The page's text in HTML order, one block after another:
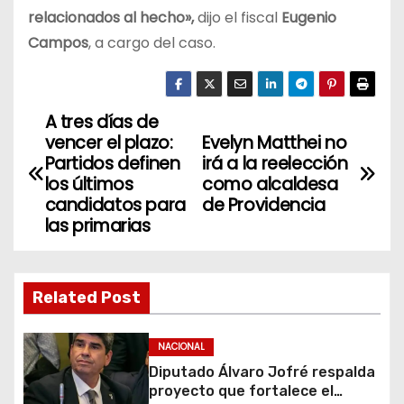
relacionados al hecho»,dijo el fiscal Eugenio
Campos, a cargo del caso.
N
a
g
a
c
i
Evelyn Matthei no
irá a la reelección
como alcaldesa
de Providencia
A tres días de
vencer el plazo:
Partidos definen
los últimos
candidatos para
las primarias
Related Post
NACIONAL
Diputado Álvaro Jofré respalda
proyecto que fortalece el